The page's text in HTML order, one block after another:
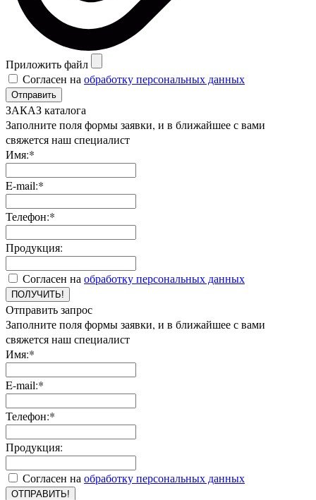
Приложить файл
Согласен на обработку персональных данных
Отправить
ЗАКАЗ каталога
Заполните поля формы заявки, и в ближайшее с вами
свяжется наш специалист
Имя:*
E-mail:*
Телефон:*
Продукция:
Согласен на обработку персональных данных
ПОЛУЧИТЬ!
Отправить запрос
Заполните поля формы заявки, и в ближайшее с вами
свяжется наш специалист
Имя:*
E-mail:*
Телефон:*
Продукция:
Согласен на обработку персональных данных
ОТПРАВИТЬ!